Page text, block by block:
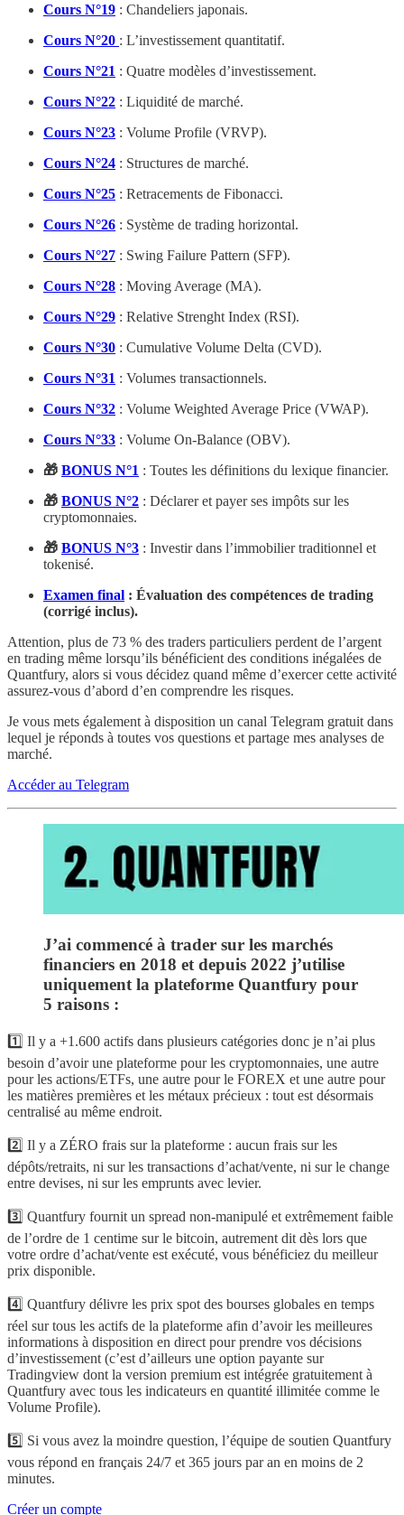
Cours N°19 : Chandeliers japonais.
Cours N°20 : L’investissement quantitatif.
Cours N°21 : Quatre modèles d’investissement.
Cours N°22 : Liquidité de marché.
Cours N°23 : Volume Profile (VRVP).
Cours N°24 : Structures de marché.
Cours N°25 : Retracements de Fibonacci.
Cours N°26 : Système de trading horizontal.
Cours N°27 : Swing Failure Pattern (SFP).
Cours N°28 : Moving Average (MA).
Cours N°29 : Relative Strenght Index (RSI).
Cours N°30 : Cumulative Volume Delta (CVD).
Cours N°31 : Volumes transactionnels.
Cours N°32 : Volume Weighted Average Price (VWAP).
Cours N°33 : Volume On-Balance (OBV).
🎁 BONUS N°1 : Toutes les définitions du lexique financier.
🎁 BONUS N°2 : Déclarer et payer ses impôts sur les
cryptomonnaies.
🎁 BONUS N°3 : Investir dans l’immobilier traditionnel et
tokenisé.
Examen final : Évaluation des compétences de trading
(corrigé inclus).
Attention, plus de 73 % des traders particuliers perdent de l’argent
en trading même lorsqu’ils bénéficient des conditions inégalées de
Quantfury, alors si vous décidez quand même d’exercer cette activité
assurez-vous d’abord d’en comprendre les risques.
Je vous mets également à disposition un canal Telegram gratuit dans
lequel je réponds à toutes vos questions et partage mes analyses de
marché.
Accéder au Telegram
J’ai commencé à trader sur les marchés
financiers en 2018 et depuis 2022 j’utilise
uniquement la plateforme Quantfury pour
5 raisons :
1️⃣ Il y a +1.600 actifs dans plusieurs catégories donc je n’ai plus
besoin d’avoir une plateforme pour les cryptomonnaies, une autre
pour les actions/ETFs, une autre pour le FOREX et une autre pour
les matières premières et les métaux précieux : tout est désormais
centralisé au même endroit.
2️⃣ Il y a ZÉRO frais sur la plateforme : aucun frais sur les
dépôts/retraits, ni sur les transactions d’achat/vente, ni sur le change
entre devises, ni sur les emprunts avec levier.
3️⃣ Quantfury fournit un spread non-manipulé et extrêmement faible
de l’ordre de 1 centime sur le bitcoin, autrement dit dès lors que
votre ordre d’achat/vente est exécuté, vous bénéficiez du meilleur
prix disponible.
4️⃣ Quantfury délivre les prix spot des bourses globales en temps
réel sur tous les actifs de la plateforme afin d’avoir les meilleures
informations à disposition en direct pour prendre vos décisions
d’investissement (c’est d’ailleurs une option payante sur
Tradingview dont la version premium est intégrée gratuitement à
Quantfury avec tous les indicateurs en quantité illimitée comme le
Volume Profile).
5️⃣ Si vous avez la moindre question, l’équipe de soutien Quantfury
vous répond en français 24/7 et 365 jours par an en moins de 2
minutes.
Créer un compte